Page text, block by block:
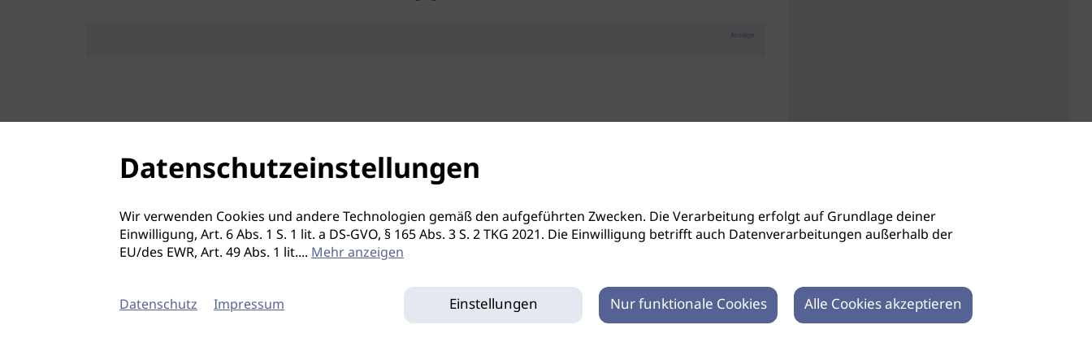
Anzeige
Datenschutzeinstellungen
Wir verwenden Cookies und andere Technologien gemäß den aufgeführten Zwecken. Die Verarbeitung erfolgt auf Grundlage deiner
Einwilligung, Art. 6 Abs. 1 S. 1 lit. a DS-GVO, § 165 Abs. 3 S. 2 TKG 2021. Die Einwilligung betrifft auch Datenverarbeitungen außerhalb der
EU/des EWR, Art. 49 Abs. 1 lit.... Mehr anzeigen
Datenschutz Impressum Einstellungen Nur funktionale Cookies Alle Cookies akzeptieren